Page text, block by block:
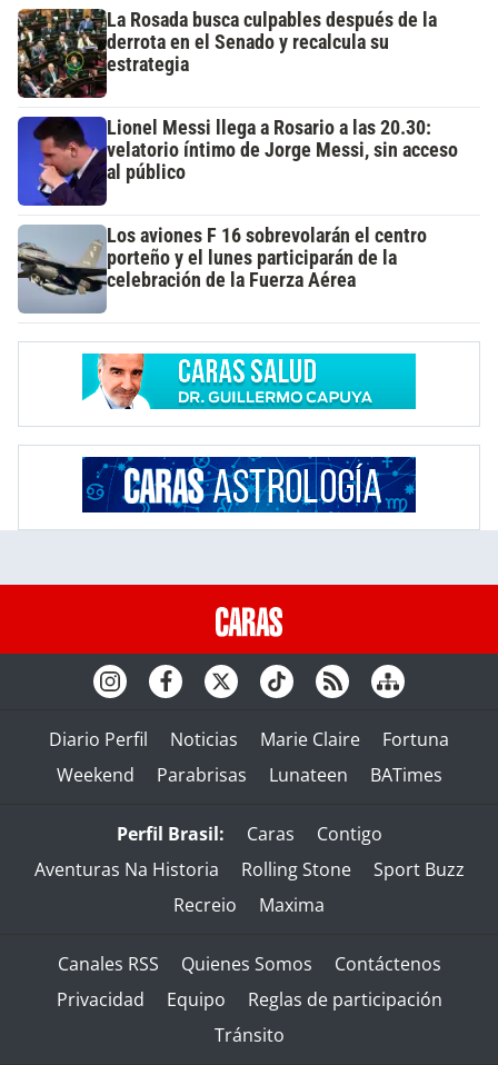
La Rosada busca culpables después de la
derrota en el Senado y recalcula su
estrategia
Lionel Messi llega a Rosario a las 20.30:
velatorio íntimo de Jorge Messi, sin acceso
al público
Los aviones F 16 sobrevolarán el centro
porteño y el lunes participarán de la
celebración de la Fuerza Aérea
Diario Perfil Noticias Marie Claire
Fortuna
Weekend
Parabrisas Lunateen BATimes
Perfil Brasil: Caras
Contigo
Aventuras Na Historia
Rolling Stone
Sport Buzz
Recreio
Maxima
Canales RSS Quienes Somos
Contáctenos
Privacidad
Equipo
Reglas de participación
Tránsito